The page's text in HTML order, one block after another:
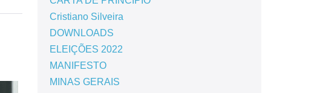
Cristiano Silveira
DOWNLOADS
ELEIÇÕES 2022
MANIFESTO
MINAS GERAIS